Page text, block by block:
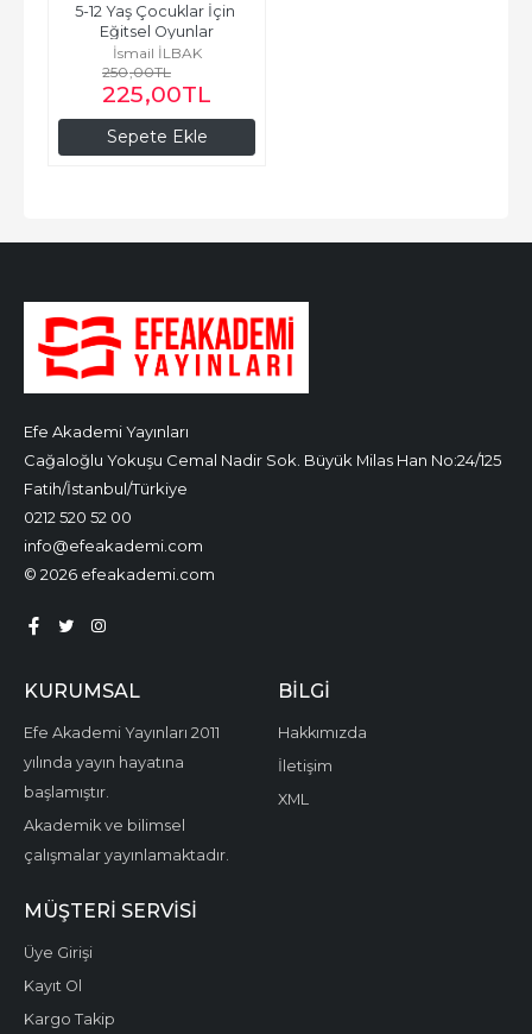
Sepete Ekle
5-12 Yaş Çocuklar İçin
Eğitsel Oyunlar
İsmail İLBAK
250,00TL
225,00TL
Efe Akademi Yayınları
Cağaloğlu Yokuşu Cemal Nadir Sok. Büyük Milas Han No:24/125
Fatih/İstanbul/Türkiye
0212 520 52 00
info@efeakademi.com
© 2026 efeakademi.com
KURUMSAL
Efe Akademi Yayınları 2011
yılında yayın hayatına
başlamıştır.
Akademik ve bilimsel
çalışmalar yayınlamaktadır.
BILGI
Hakkımızda
İletişim
XML
MÜŞTERI SERVISI
Üye Girişi
Kayıt Ol
Kargo Takip